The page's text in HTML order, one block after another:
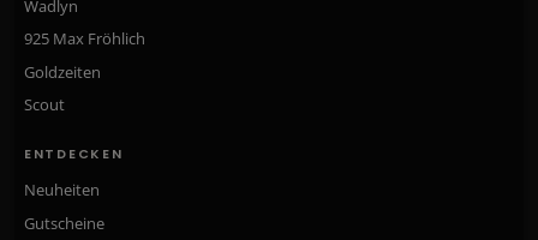
Wadlyn
925 Max Fröhlich
Goldzeiten
Scout
ENTDECKEN
Neuheiten
Gutscheine